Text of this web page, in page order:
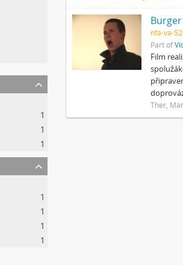
1
1
1
1
1
1
1
nfa-va-
Part of
Film
Ther,